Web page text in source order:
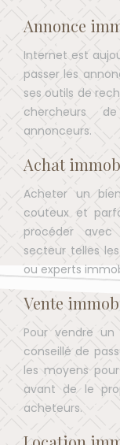
Annonce
Internet est
passer les
ses outils de
chercheurs
annonceurs.
Achat
Acheter un
couteux et
procéder avec
secteur telles
ou experts
Vente
Pour vendre
conseillé de
les moyens
avant de le
acheteurs.